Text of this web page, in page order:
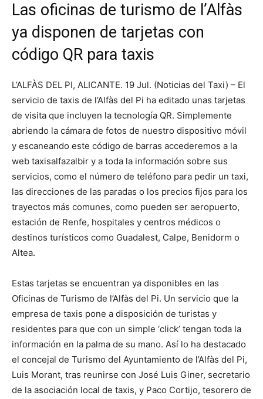
Las oficinas de turismo de l’Alfàs
ya disponen de tarjetas con
código QR para taxis
L’ALFÀS DEL PI, ALICANTE. 19 Jul. (Noticias del Taxi) – El
servicio de taxis de l’Alfàs del Pi ha editado unas tarjetas
de visita que incluyen la tecnología QR. Simplemente
abriendo la cámara de fotos de nuestro dispositivo móvil
y escaneando este código de barras accederemos a la
web taxisalfazalbir y a toda la información sobre sus
servicios, como el número de teléfono para pedir un taxi,
las direcciones de las paradas o los precios fijos para los
trayectos más comunes, como pueden ser aeropuerto,
estación de Renfe, hospitales y centros médicos o
destinos turísticos como Guadalest, Calpe, Benidorm o
Altea.
Estas tarjetas se encuentran ya disponibles en las
Oficinas de Turismo de l’Alfàs del Pi. Un servicio que la
empresa de taxis pone a disposición de turistas y
residentes para que con un simple ‘click’ tengan toda la
información en la palma de su mano. Así lo ha destacado
el concejal de Turismo del Ayuntamiento de l’Alfàs del Pi,
Luis Morant, tras reunirse con José Luis Giner, secretario
de la asociación local de taxis, y Paco Cortijo, tesorero de